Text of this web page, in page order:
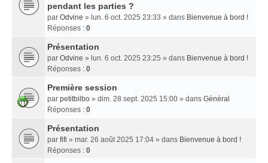
pendant les parties ?
par Odvine » lun. 6 oct. 2025 23:33 » dans Bienvenue à bord !
Réponses : 0
Présentation
par Odvine » lun. 6 oct. 2025 23:25 » dans Bienvenue à bord !
Réponses : 0
Première session
par petitbilbo » dim. 28 sept. 2025 15:00 » dans Général
Réponses : 0
Présentation
par fifi » mar. 26 août 2025 17:04 » dans Bienvenue à bord !
Réponses : 0